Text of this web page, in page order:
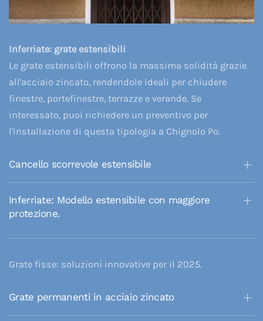
Inferriate: grate estensibili
Le grate estensibili offrono la massima solidità grazie
all'acciaio zincato, rendendole ideali per chiudere
finestre, portefinestre, terrazze e verande. Se
interessato, puoi richiedere un preventivo per
l'installazione di questa tipologia a Chignolo Po.
Cancello scorrevole estensibile
Inferriate: Modello estensibile con maggiore
protezione.
Grate fisse: soluzioni innovative per il 2025.
Grate permanenti in acciaio zincato